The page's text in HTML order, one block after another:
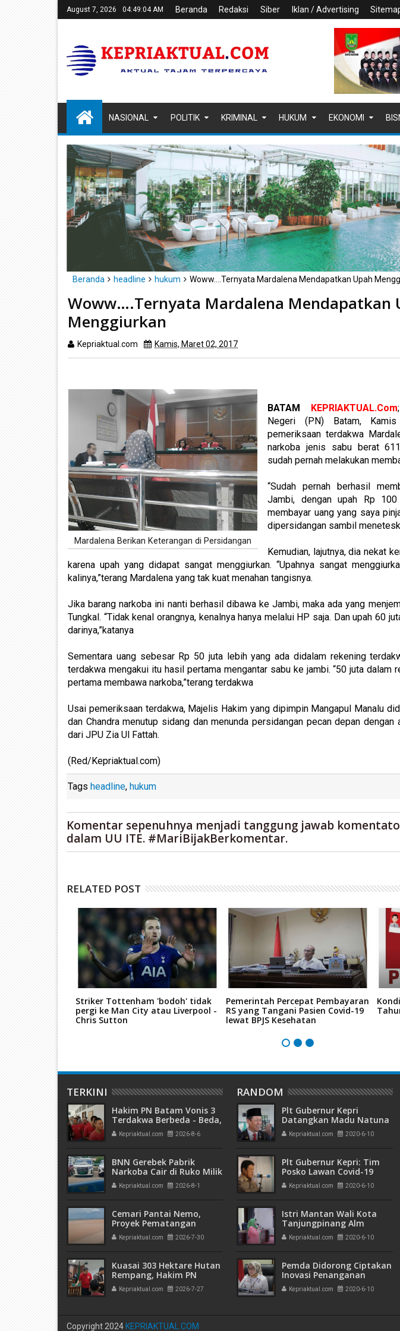
August 7, 2026 04:49:05 AM Beranda Redaksi Siber Iklan / Advertising
NASIONAL POLITIK KRIMINAL HUKUM EKONOMI
Beranda headline hukum Woww….Ternyata Mardalena Mendapatkan Upah
Woww….Ternyata Mardalena Mendapatkan
Menggiurkan
Kepriaktual.com Kamis, Maret 02, 2017
Mardalena Berikan Keterangan di Persidangan
BATAM KEPRIAKTUAL.Com
Negeri (PN) Batam,
pemeriksaan terdakwa
narkoba jenis sabu berat
sudah pernah melakukan
“Sudah pernah berhasil
Jambi, dengan upah Rp
membayar uang yang saya
dipersidangan sambil
Kemudian, lajutnya, dia nekat
karena upah yang didapat sangat menggiurkan. “Upahnya sangat
kalinya,”terang Mardalena yang tak kuat menahan tangisnya.
Jika barang narkoba ini nanti berhasil dibawa ke Jambi, maka ada yang
Tungkal. “Tidak kenal orangnya, kenalnya hanya melalui HP saja. Dan upah 60
darinya,”katanya
Sementara uang sebesar Rp 50 juta lebih yang ada didalam rekening
terdakwa mengakui itu hasil pertama mengantar sabu ke jambi. “50 juta dalam
pertama membawa narkoba,”terang terdakwa
Usai pemeriksaan terdakwa, Majelis Hakim yang dipimpin Mangapul Manalu
dan Chandra menutup sidang dan menunda persidangan pecan depan dengan
dari JPU Zia Ul Fattah.
(Red/Kepriaktual.com)
Tags headline, hukum
Komentar sepenuhnya menjadi tanggung jawab
dalam UU ITE. #MariBijakBerkomentar.
RELATED POST
Striker Tottenham 'bodoh' tidak
pergi ke Man City atau Liverpool -
Chris Sutton
Pemerintah Percepat Pembayaran
RS yang Tangani Pasien Covid-19
lewat BPJS Kesehatan
TERKINI
Hakim PN Batam Vonis 3
Terdakwa Berbeda - Beda,
Fahrurazi Muazamsyah 8
Bulan, Azzah Azzurah dan
Bulan
Kepriaktual.com 2026-8-6
BNN Gerebek Pabrik
Narkoba Cair di Ruko Milik
AHr, Alphard Disita
Terdaftar Atas Nama PT
Kepriaktual.com 2026-8-1
Cemari Pantai Nemo,
Proyek Pematangan
Lahan Teluk Mata Ikan
Diduga Tidak Kantongi
Kepriaktual.com 2026-7-30
Kuasai 303 Hektare Hutan
Rempang, Hakim PN
Batam Vonis 6 Bulan
Penjara Terdakwa
Kepriaktual.com 2026-7-27
RANDOM
Plt Gubernur Kepri
Datangkan Madu Natuna
untuk Tenaga Medis RSKI
Galang Batam
Kepriaktual.com 2020-6-10
Plt Gubernur Kepri: Tim
Posko Lawan Covid-19
Kepri Bertugas Membantu
Pemko Batam
Kepriaktual.com 2020-6-10
Istri Mantan Wali Kota
Tanjungpinang Alm
Syahrul Dinyatakan
Sembuh dari Covid-19
Kepriaktual.com 2020-6-10
Pemda Didorong Ciptakan
Inovasi Penanganan
Covid-19 Dalam Menuju
Tatanan Normal Baru
Kepriaktual.com 2020-6-10
Copyright 2024 KEPRIAKTUAL.COM